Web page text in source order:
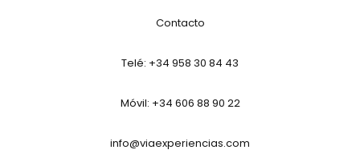
Contacto
Telé: +34 958 30 84 43
Móvil: +34 606 88 90 22
info@viaexperiencias.com